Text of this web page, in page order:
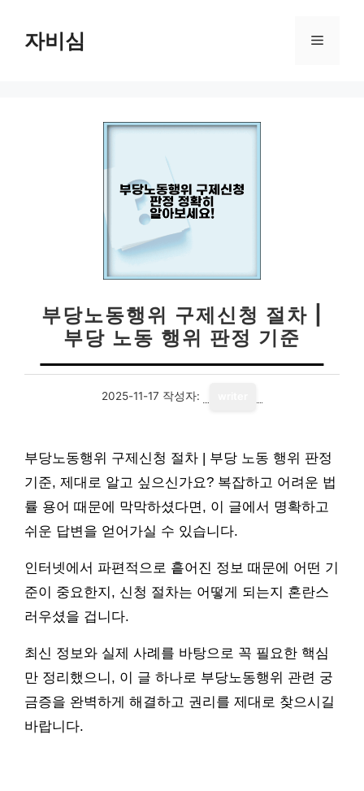
자비심 메
부당노동행위 구제신청 절차 |
부당 노동 행위 판정 기준
2025-11-17 작성자:
부당노동행위 구제신청 절차 | 부당 노동 행위 판정
기준, 제대로 알고 싶으신가요? 복잡하고 어려운 법
률 용어 때문에 막막하셨다면, 이 글에서 명확하고
쉬운 답변을 얻어가실 수 있습니다.
인터넷에서 파편적으로 흩어진 정보 때문에 어떤 기
준이 중요한지, 신청 절차는 어떻게 되는지 혼란스
러우셨을 겁니다.
최신 정보와 실제 사례를 바탕으로 꼭 필요한 핵심
만 정리했으니, 이 글 하나로 부당노동행위 관련 궁
금증을 완벽하게 해결하고 권리를 제대로 찾으시길
바랍니다.